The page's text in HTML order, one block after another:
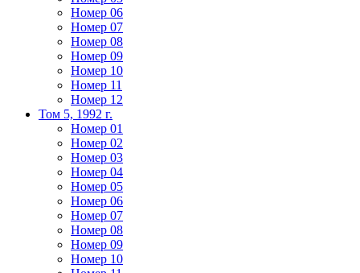
Номер 06
Номер 07
Номер 08
Номер 09
Номер 10
Номер 11
Номер 12
Том 5, 1992 г.
Номер 01
Номер 02
Номер 03
Номер 04
Номер 05
Номер 06
Номер 07
Номер 08
Номер 09
Номер 10